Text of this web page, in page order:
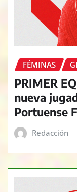
FÉMINAS
PRIMER
nueva
Portuense
Redacción